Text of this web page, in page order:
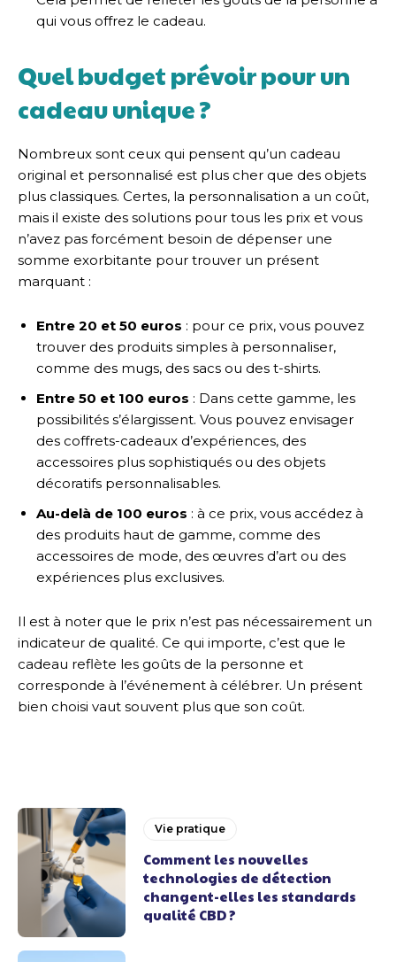
qui vous offrez le cadeau.
Quel budget prévoir pour un
cadeau unique ?
Nombreux sont ceux qui pensent qu’un cadeau
original et personnalisé est plus cher que des objets
plus classiques. Certes, la personnalisation a un coût,
mais il existe des solutions pour tous les prix et vous
n’avez pas forcément besoin de dépenser une
somme exorbitante pour trouver un présent
marquant :
Entre 20 et 50 euros : pour ce prix, vous pouvez
trouver des produits simples à personnaliser,
comme des mugs, des sacs ou des t-shirts.
Entre 50 et 100 euros : Dans cette gamme, les
possibilités s’élargissent. Vous pouvez envisager
des coffrets-cadeaux d’expériences, des
accessoires plus sophistiqués ou des objets
décoratifs personnalisables.
Au-delà de 100 euros : à ce prix, vous accédez à
des produits haut de gamme, comme des
accessoires de mode, des œuvres d’art ou des
expériences plus exclusives.
Il est à noter que le prix n’est pas nécessairement un
indicateur de qualité. Ce qui importe, c’est que le
cadeau reflète les goûts de la personne et
corresponde à l’événement à célébrer. Un présent
bien choisi vaut souvent plus que son coût.
Vie pratique
Comment les nouvelles
technologies de détection
changent-elles les standards
qualité CBD ?